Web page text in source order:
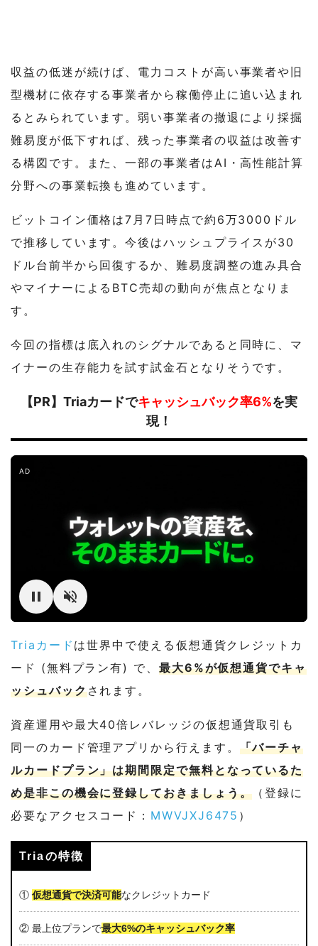
収益の低迷が続けば、電力コストが高い事業者や旧
型機材に依存する事業者から稼働停止に追い込まれ
るとみられています。弱い事業者の撤退により採掘
難易度が低下すれば、残った事業者の収益は改善す
る構図です。また、一部の事業者はAI・高性能計算
分野への事業転換も進めています。
ビットコイン価格は7月7日時点で約6万3000ドル
で推移しています。今後はハッシュプライスが30
ドル台前半から回復するか、難易度調整の進み具合
やマイナーによるBTC売却の動向が焦点となりま
す。
今回の指標は底入れのシグナルであると同時に、マ
イナーの生存能力を試す試金石となりそうです。
【PR】Triaカードでキャッシュバック率6%を実
現！
AD
Triaカード は世界中で使える仮想通貨クレジットカ
ード (無料プラン有) で、 最大6%が仮想通貨でキャ
ッシュバックされます。
資産運用や最大40倍レバレッジの仮想通貨取引も
同一のカード管理アプリから行えます。 「バーチャ
ルカードプラン」は期間限定で無料となっているた
め是非この機会に登録しておきましょう。 （登録に
必要なアクセスコード： MWVJXJ6475 ）
Triaの特徴
① 仮想通貨で決済可能なクレジットカード
② 最上位プランで最大6%のキャッシュバック率